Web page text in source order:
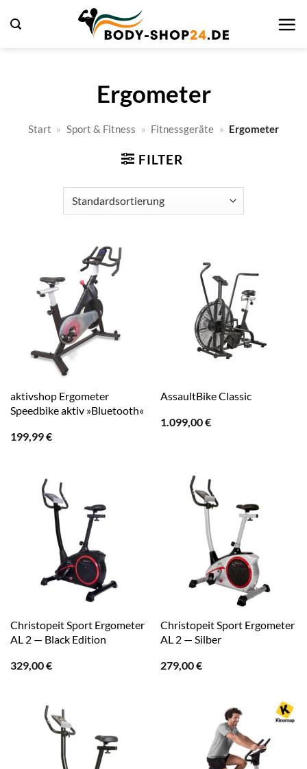
Inhalt
Ergometer
Start » Sport & Fitness » Fitnessgeräte » Ergometer
FILTER
aktivshop Ergometer
Speedbike aktiv »Bluetooth«
199,99€
AssaultBike Classic
1.099,00€
Christopeit Sport Ergometer
AL 2 — Black Edition
329,00€
Christopeit Sport Ergometer
AL 2 — Silber
279,00€